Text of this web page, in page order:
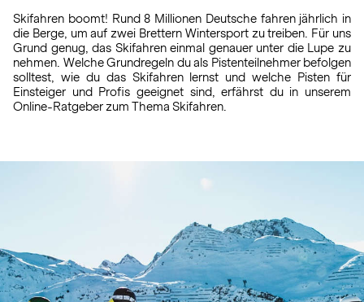
Skifahren boomt! Rund 8 Millionen Deutsche fahren jährlich in
die Berge, um auf zwei Brettern Wintersport zu treiben. Für uns
Grund genug, das Skifahren einmal genauer unter die Lupe zu
nehmen. Welche Grundregeln du als Pistenteilnehmer befolgen
solltest, wie du das Skifahren lernst und welche Pisten für
Einsteiger und Profis geeignet sind, erfährst du in unserem
Online-Ratgeber zum Thema Skifahren.